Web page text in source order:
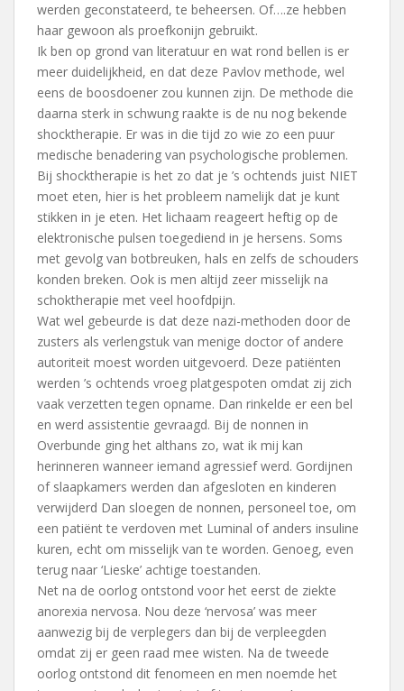
werden geconstateerd, te beheersen. Of….ze hebben
haar gewoon als proefkonijn gebruikt.
Ik ben op grond van literatuur en wat rond bellen is er
meer duidelijkheid, en dat deze Pavlov methode, wel
eens de boosdoener zou kunnen zijn. De methode die
daarna sterk in schwung raakte is de nu nog bekende
shocktherapie. Er was in die tijd zo wie zo een puur
medische benadering van psychologische problemen.
Bij shocktherapie is het zo dat je ’s ochtends juist NIET
moet eten, hier is het probleem namelijk dat je kunt
stikken in je eten. Het lichaam reageert heftig op de
elektronische pulsen toegediend in je hersens. Soms
met gevolg van botbreuken, hals en zelfs de schouders
konden breken. Ook is men altijd zeer misselijk na
schoktherapie met veel hoofdpijn.
Wat wel gebeurde is dat deze nazi-methoden door de
zusters als verlengstuk van menige doctor of andere
autoriteit moest worden uitgevoerd. Deze patiënten
werden ’s ochtends vroeg platgespoten omdat zij zich
vaak verzetten tegen opname. Dan rinkelde er een bel
en werd assistentie gevraagd. Bij de nonnen in
Overbunde ging het althans zo, wat ik mij kan
herinneren wanneer iemand agressief werd. Gordijnen
of slaapkamers werden dan afgesloten en kinderen
verwijderd Dan sloegen de nonnen, personeel toe, om
een patiënt te verdoven met Luminal of anders insuline
kuren, echt om misselijk van te worden. Genoeg, even
terug naar ‘Lieske’ achtige toestanden.
Net na de oorlog ontstond voor het eerst de ziekte
anorexia nervosa. Nou deze ‘nervosa’ was meer
aanwezig bij de verplegers dan bij de verpleegden
omdat zij er geen raad mee wisten. Na de tweede
oorlog ontstond dit fenomeen en men noemde het